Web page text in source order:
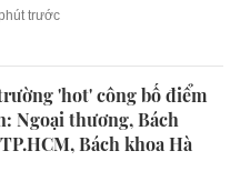
trước
'hot' công bố điểm
Ngoại thương, Bách
Bách khoa Hà